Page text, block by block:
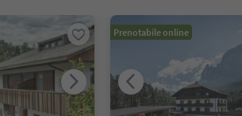
Prenotabile online